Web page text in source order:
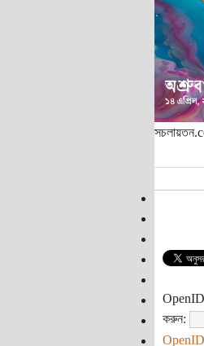
OpenID
করুন:
OpenID